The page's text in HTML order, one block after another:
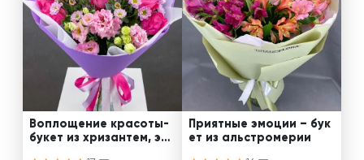
Воплощение красоты-
букет из хризантем, эус
Приятные эмоции – бук
ет из альстромерии